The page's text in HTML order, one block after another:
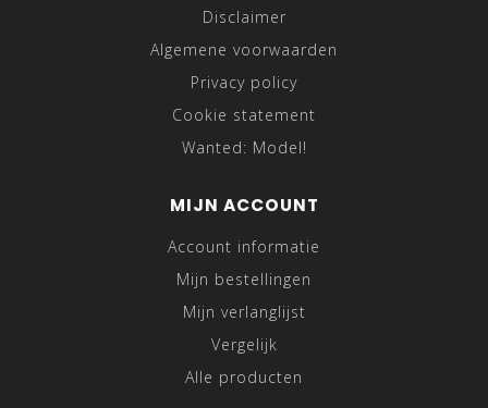
Disclaimer
Algemene voorwaarden
Privacy policy
Cookie statement
Wanted: Model!
MIJN ACCOUNT
Account informatie
Mijn bestellingen
Mijn verlanglijst
Vergelijk
Alle producten